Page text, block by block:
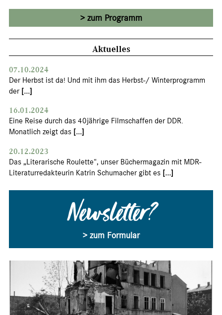
zum Programm
Aktuelles
07.10.2024
Der Herbst ist da! Und mit ihm das Herbst-/ Winterprogramm
der [...]
16.01.2024
Eine Reise durch das 40jährige Filmschaffen der DDR.
Monatlich zeigt das [...]
20.12.2023
Das „Literarische Roulette“, unser Büchermagazin mit MDR-
Literaturredakteurin Katrin Schumacher gibt es [...]
Newsletter?
> zum Formular